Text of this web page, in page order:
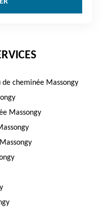
cheminée Massongy
Massongy